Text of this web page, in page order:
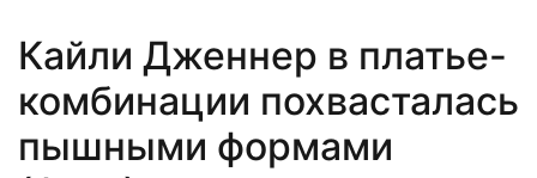
Кайли Дженнер в платье-
комбинации похвасталась
пышными формами